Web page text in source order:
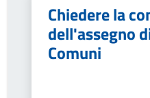
Chiedere la
dell'assegno
Comuni